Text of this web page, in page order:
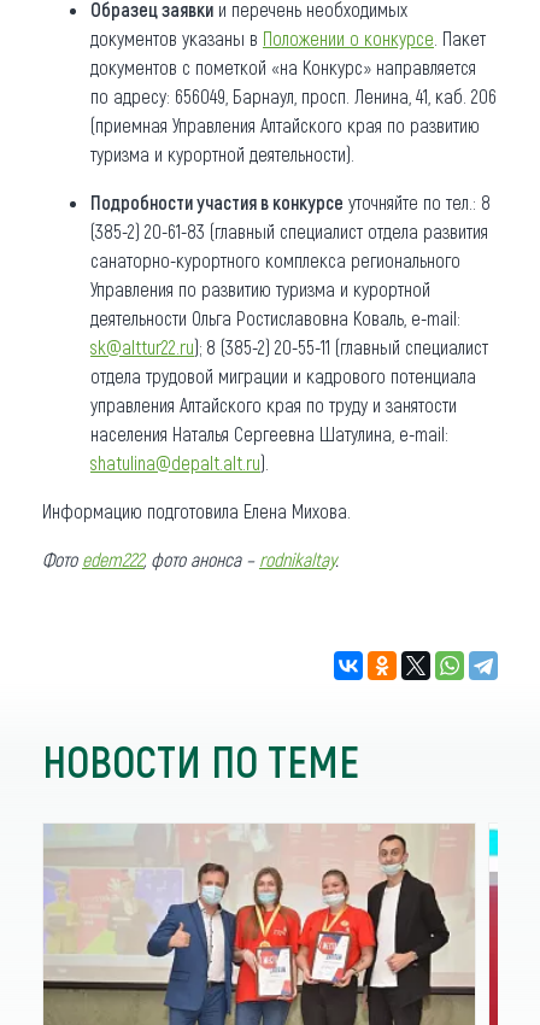
Образец заявки и перечень необходимых
документов указаны в Положении о конкурсе . Пакет
документов с пометкой «на Конкурс» направляется
по адресу: 656049, Барнаул, просп. Ленина, 41, каб. 206
(приемная Управления Алтайского края по развитию
туризма и курортной деятельности).
Подробности участия в конкурсе уточняйте по тел.: 8
(385-2) 20-61-83 (главный специалист отдела развития
санаторно-курортного комплекса регионального
Управления по развитию туризма и курортной
деятельности Ольга Ростиславовна Коваль, e-mail:
sk@alttur22.ru); 8 (385-2) 20-55-11 (главный специалист
отдела трудовой миграции и кадрового потенциала
управления Алтайского края по труду и занятости
населения Наталья Сергеевна Шатулина, e-mail:
shatulina@depalt.alt.ru).
Информацию подготовила Елена Михова.
Фото edem222, фото анонса – rodnikaltay.
НОВОСТИ ПО ТЕМЕ